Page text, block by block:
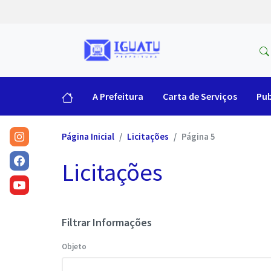
A Prefeitura Carta de Serviços
Página Inicial Licitações Página 5
Licitações
Filtrar Informações
Objeto